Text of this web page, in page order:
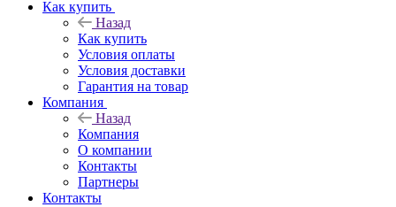
Как купить
Назад
Как купить
Условия оплаты
Условия доставки
Гарантия на товар
Компания
Назад
Компания
О компании
Контакты
Партнеры
Контакты